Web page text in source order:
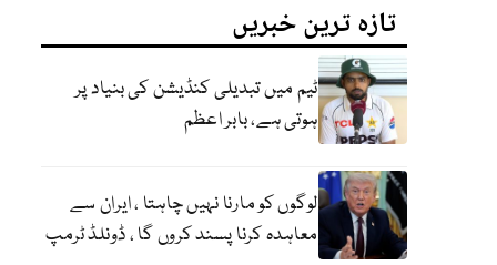
تازہ ترین خبریں
ٹیم میں تبدیلی کنڈیشن کی بنیاد پر
ہوتی ہے، بابر اعظم
لوگوں کو مارنا نہیں چاہتا ، ایران سے
معاہدہ کرنا پسند کروں گا ، ڈونلڈ ٹرمپ